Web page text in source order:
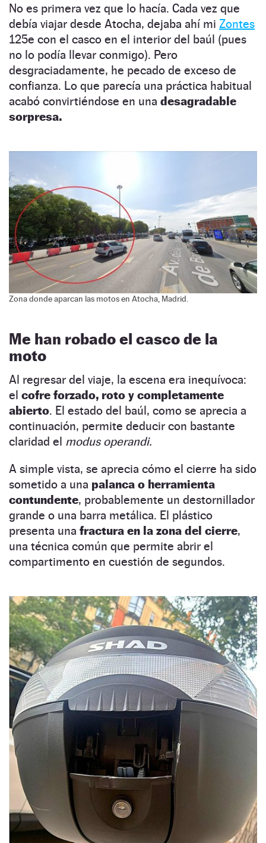
No es primera vez que lo hacía. Cada vez que
debía viajar desde Atocha, dejaba ahí mi Zontes
125e con el casco en el interior del baúl (pues
no lo podía llevar conmigo). Pero
desgraciadamente, he pecado de exceso de
confianza. Lo que parecía una práctica habitual
acabó convirtiéndose en una desagradable
sorpresa.
Zona donde aparcan las motos en Atocha, Madrid.
Me han robado el casco de la
moto
Al regresar del viaje, la escena era inequívoca:
el cofre forzado, roto y completamente
abierto. El estado del baúl, como se aprecia a
continuación, permite deducir con bastante
claridad el modus operandi.
A simple vista, se aprecia cómo el cierre ha sido
sometido a una palanca o herramienta
contundente, probablemente un destornillador
grande o una barra metálica. El plástico
presenta una fractura en la zona del cierre,
una técnica común que permite abrir el
compartimento en cuestión de segundos.